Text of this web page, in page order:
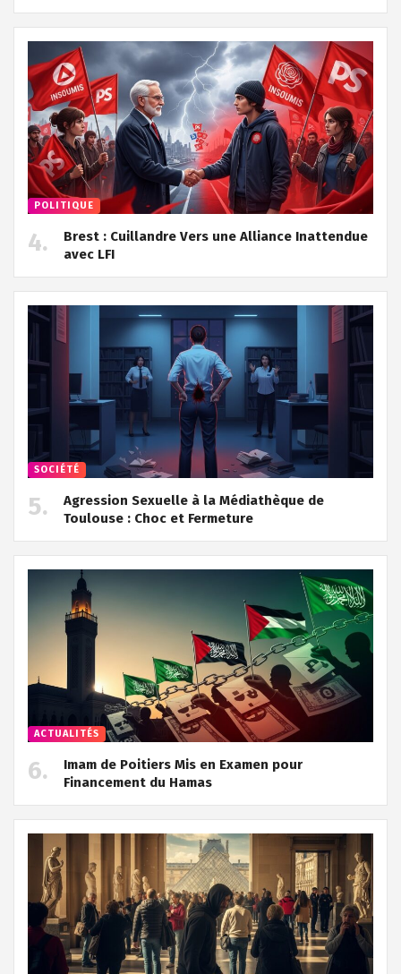
POLITIQUE
Brest : Cuillandre Vers une Alliance Inattendue
avec LFI
SOCIÉTÉ
Agression Sexuelle à la Médiathèque de
Toulouse : Choc et Fermeture
ACTUALITÉS
Imam de Poitiers Mis en Examen pour
Financement du Hamas